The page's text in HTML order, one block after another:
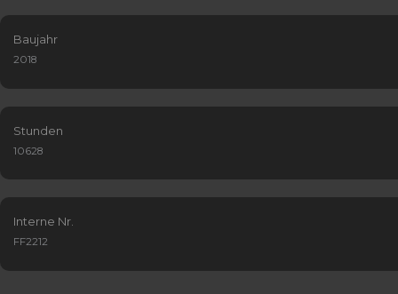
Baujahr
2018
Stunden
10628
Interne Nr.
FF2212